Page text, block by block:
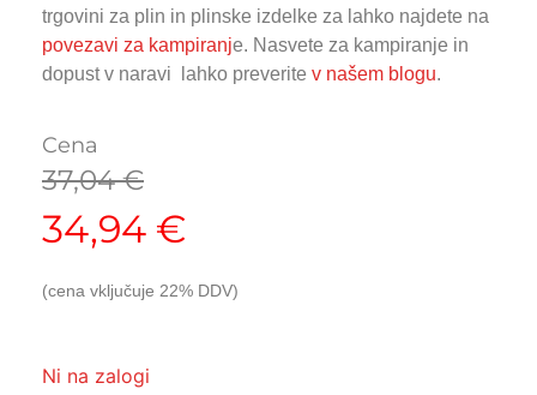
trgovini za plin in plinske izdelke za lahko najdete na
povezavi za kampiranje. Nasvete za kampiranje in
dopust v naravi lahko preverite v našem blogu.
Cena
37,04€
34,94€
(cena vključuje 22% DDV)
Ni na zalogi